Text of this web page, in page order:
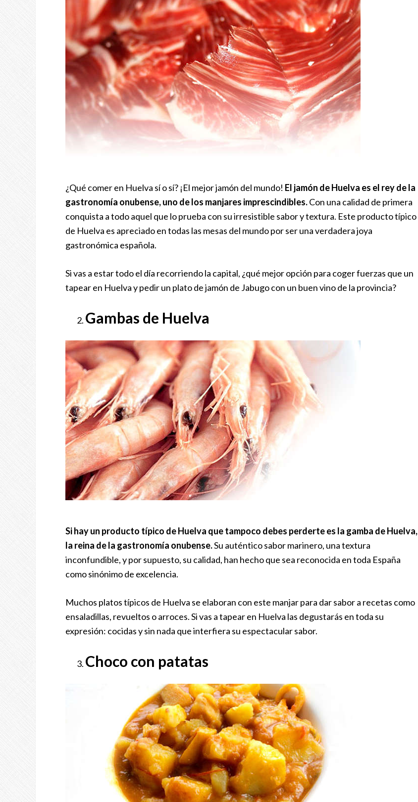
¿Qué comer en Huelva sí o sí? ¡El mejor jamón del mundo! El jamón de Huelva es el rey de la
gastronomía onubense, uno de los manjares imprescindibles.Con una calidad de primera
conquista a todo aquel que lo prueba con su irresistible sabor y textura. Este producto típico
de Huelva es apreciado en todas las mesas del mundo por ser una verdadera joya
gastronómica española.
Si vas a estar todo el día recorriendo la capital, ¿qué mejor opción para coger fuerzas que un
tapear en Huelva y pedir un plato de jamón de Jabugo con un buen vino de la provincia?
Gambas de Huelva
Si hay un producto típico de Huelva que tampoco debes perderte es la gamba de Huelva,
la reina de la gastronomía onubense.Su auténtico sabor marinero, una textura
inconfundible, y por supuesto, su calidad, han hecho que sea reconocida en toda España
como sinónimo de excelencia.
Muchos platos típicos de Huelva se elaboran con este manjar para dar sabor a recetas como
ensaladillas, revueltos o arroces. Si vas a tapear en Huelva las degustarás en toda su
expresión: cocidas y sin nada que interfiera su espectacular sabor.
Choco con patatas